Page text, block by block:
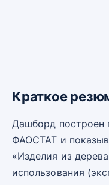
Краткое
Дашборд
ФАОСТАТ и
«Изделия из
использования